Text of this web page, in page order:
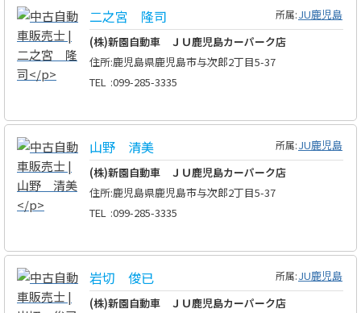
二之宮 隆司 所属:JU鹿児島
(株)新園自動車 ＪＵ鹿児島カーパーク店
住所:鹿児島県鹿児島市与次郎2丁目5-37
TEL :099-285-3335
山野 清美 所属:JU鹿児島
(株)新園自動車 ＪＵ鹿児島カーパーク店
住所:鹿児島県鹿児島市与次郎2丁目5-37
TEL :099-285-3335
岩切 俊已 所属:JU鹿児島
(株)新園自動車 ＪＵ鹿児島カーパーク店